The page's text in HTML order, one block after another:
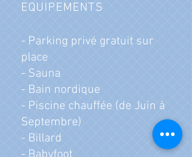
EQUIPEMENTS
- Parking privé gratuit sur
place
- Sauna
- Bain nordique
- Piscine chauffée (de Juin à
Septembre)
- Billard